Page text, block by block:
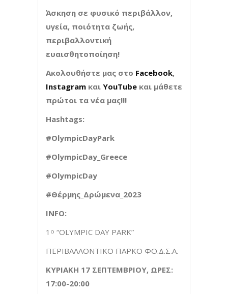
Άσκηση σε φυσικό περιβάλλον,
υγεία, ποιότητα ζωής,
περιβαλλοντική
ευαισθητοποίηση!
Ακολουθήστε μας στο Facebook,
Instagram και YouTube και μάθετε
πρώτοι τα νέα μας!!!
Hashtags:
#OlympicDayPark
#OlympicDay_Greece
#OlympicDay
#Θέρμης Δρώμενα _2023
INFO:
1 ο “OLYMPIC DAY PARK”
ΠΕΡΙΒΑΛΛΟΝΤΙΚΟ ΠΑΡΚΟ ΦΟ.Δ.Σ.Α.
ΚΥΡΙΑΚΗ 17 ΣΕΠΤΕΜΒΡΙΟΥ, ΩΡΕΣ:
17:00-20:00